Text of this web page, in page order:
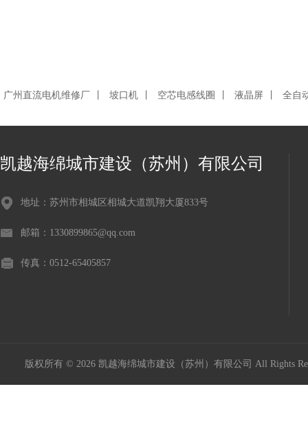
广州直流电机维修厂 坡口机 空芯电感线圈 液晶屏 全自
凯越海绵城市建设（苏州）有限公司
地址：苏州市相城区相城大道凯翔大厦833号
邮箱：1330899865@qq.com
传真：0512-65405857
版权所有 © 2026 凯越海绵城市建设（苏州）有限公司 All Rights